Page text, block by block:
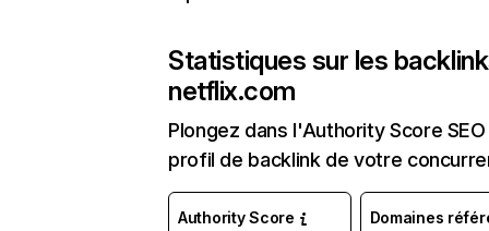
Statistiques sur les
netflix.com
Plongez dans l'Authority Score
profil de backlink de votre
Authority Score Domaines